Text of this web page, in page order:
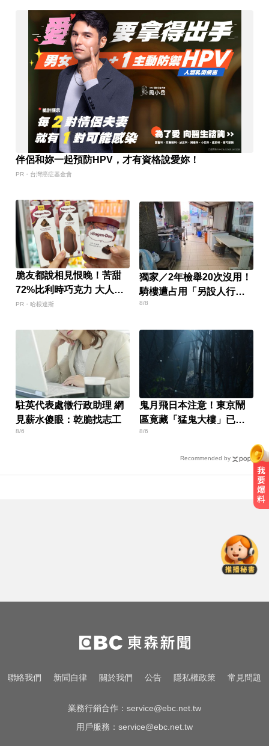
伴侶和妳一起預防HPV，才有資格說愛妳！
PR・台灣癌症基金會
脆友都說相見恨晚！苦甜
72%比利時巧克力 大人味
爆紅！
PR・哈根達斯
獨家／2年檢舉20次沒用！
騎樓遭占用「另設人行
道」挨批
8/8
駐英代表處徵行政助理 網
見薪水傻眼：乾脆找志工
8/6
鬼月飛日本注意！東京鬧
區竟藏「猛鬼大樓」已奪
14命
8/6
Recommended by
亡夫遺願 107字認了想報復
MLB／李灝宇坐9局板凳不打緊！10
局代打當英雄奪勝
百萬網紅失蹤3年遇害！遭閨密設局
聯絡我們 新聞自律 關於我們 公告 隱私權政策 常見問題
業務行銷合作： service@ebc.net.tw
用戶服務： service@ebc.net.tw